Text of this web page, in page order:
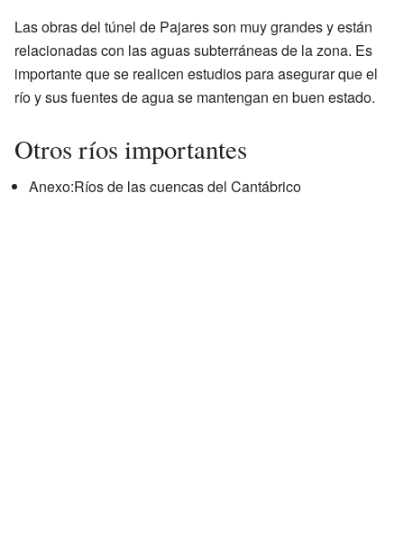
Las obras del túnel de Pajares son muy grandes y están
relacionadas con las aguas subterráneas de la zona. Es
importante que se realicen estudios para asegurar que el
río y sus fuentes de agua se mantengan en buen estado.
Otros ríos importantes
Anexo:Ríos de las cuencas del Cantábrico